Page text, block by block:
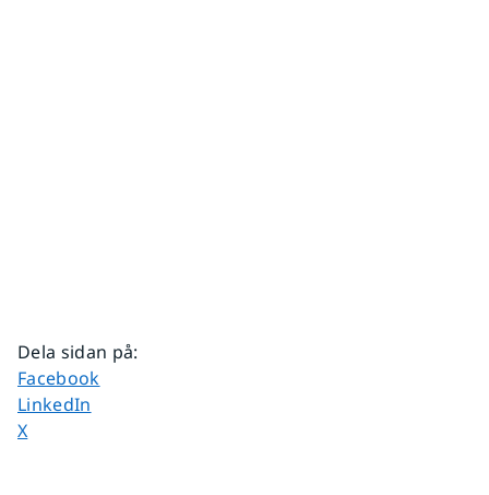
Dela sidan på:
Dela sidan på
Facebook
Dela sidan på
LinkedIn
Dela sidan på
X